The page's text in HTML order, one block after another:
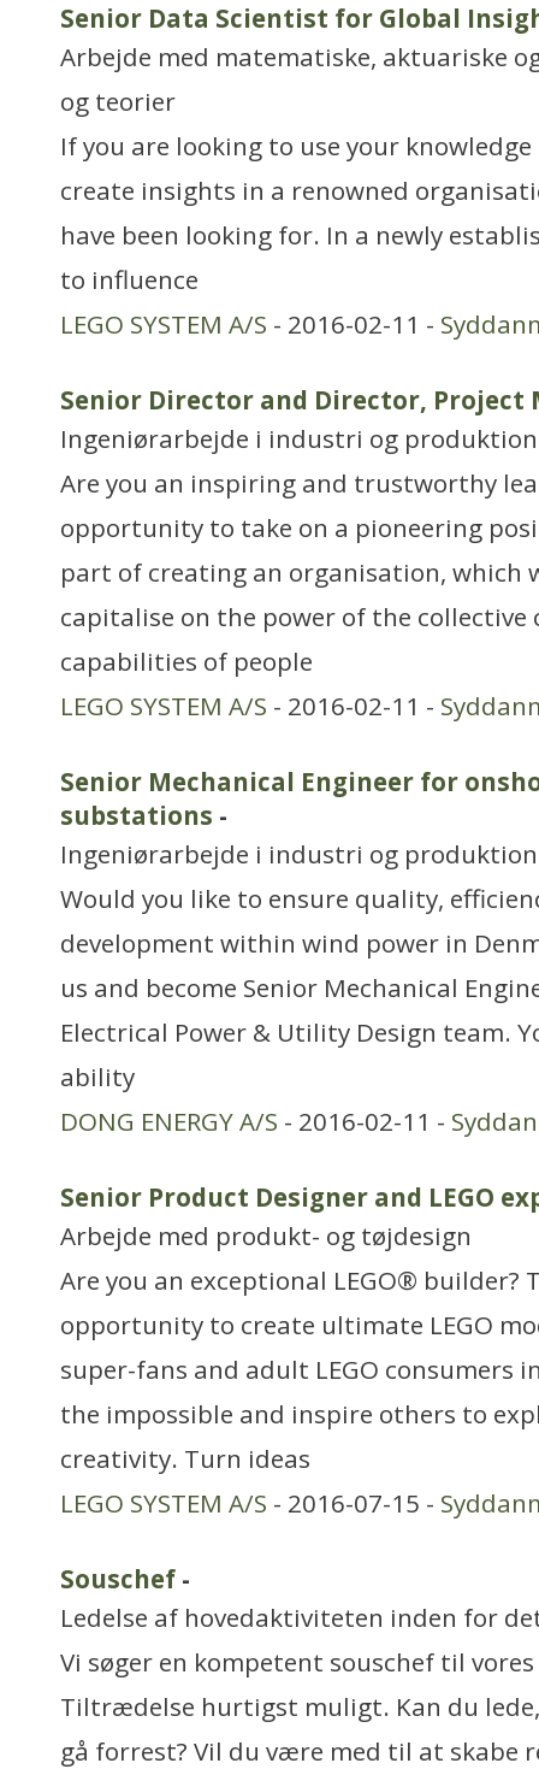
Senior Data Scientist for Global
Arbejde med matematiske, aktuariske
og teorier
If you are looking to use your
create insights in a renowned
have been looking for. In a newly
to influence
LEGO SYSTEM A/S - 2016-02-11 -
Senior Director and Director, Project
Ingeniørarbejde i industri og produktion
Are you an inspiring and trustworthy
opportunity to take on a pioneering
part of creating an organisation, which
capitalise on the power of the
capabilities of people
LEGO SYSTEM A/S - 2016-02-11 -
Senior Mechanical Engineer for
substations -
Ingeniørarbejde i industri og produktion
Would you like to ensure quality,
development within wind power in
us and become Senior Mechanical
Electrical Power & Utility Design team.
ability
DONG ENERGY A/S - 2016-02-11 -
Senior Product Designer and LEGO
Arbejde med produkt- og tøjdesign
Are you an exceptional LEGO® builder?
opportunity to create ultimate LEGO
super-fans and adult LEGO consumers
the impossible and inspire others to
creativity. Turn ideas
LEGO SYSTEM A/S - 2016-07-15 -
Souschef -
Ledelse af hovedaktiviteten inden for
Vi søger en kompetent souschef til
Tiltrædelse hurtigst muligt. Kan du
gå forrest? Vil du være med til at skabe